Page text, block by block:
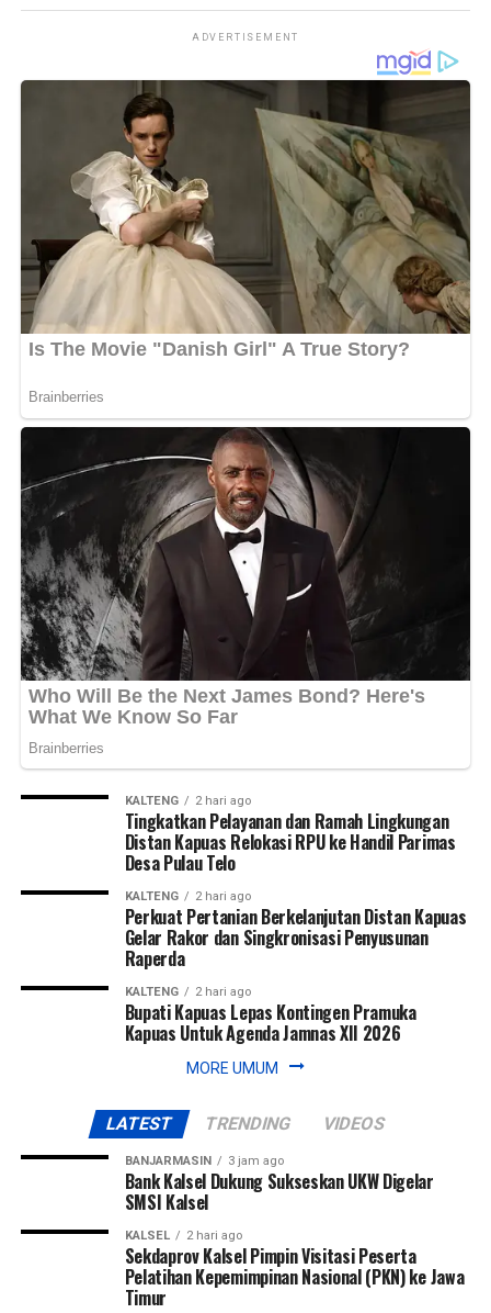
Facebook
Messenger Twitter/X
ADVERTISEMENT
KALTENG 2 hari ago
Tingkatkan Pelayanan dan Ramah Lingkungan
Distan Kapuas Relokasi RPU ke Handil Parimas
Desa Pulau Telo
KALTENG 2 hari ago
Perkuat Pertanian Berkelanjutan Distan Kapuas
Gelar Rakor dan Singkronisasi Penyusunan
Raperda
KALTENG 2 hari ago
Bupati Kapuas Lepas Kontingen Pramuka
Kapuas Untuk Agenda Jamnas XII 2026
MORE UMUM
LATEST TRENDING VIDEOS
BANJARMASIN 3 jam ago
Bank Kalsel Dukung Sukseskan UKW Digelar
SMSI Kalsel
KALSEL 2 hari ago
Sekdaprov Kalsel Pimpin Visitasi Peserta
Pelatihan Kepemimpinan Nasional (PKN) ke Jawa
Timur